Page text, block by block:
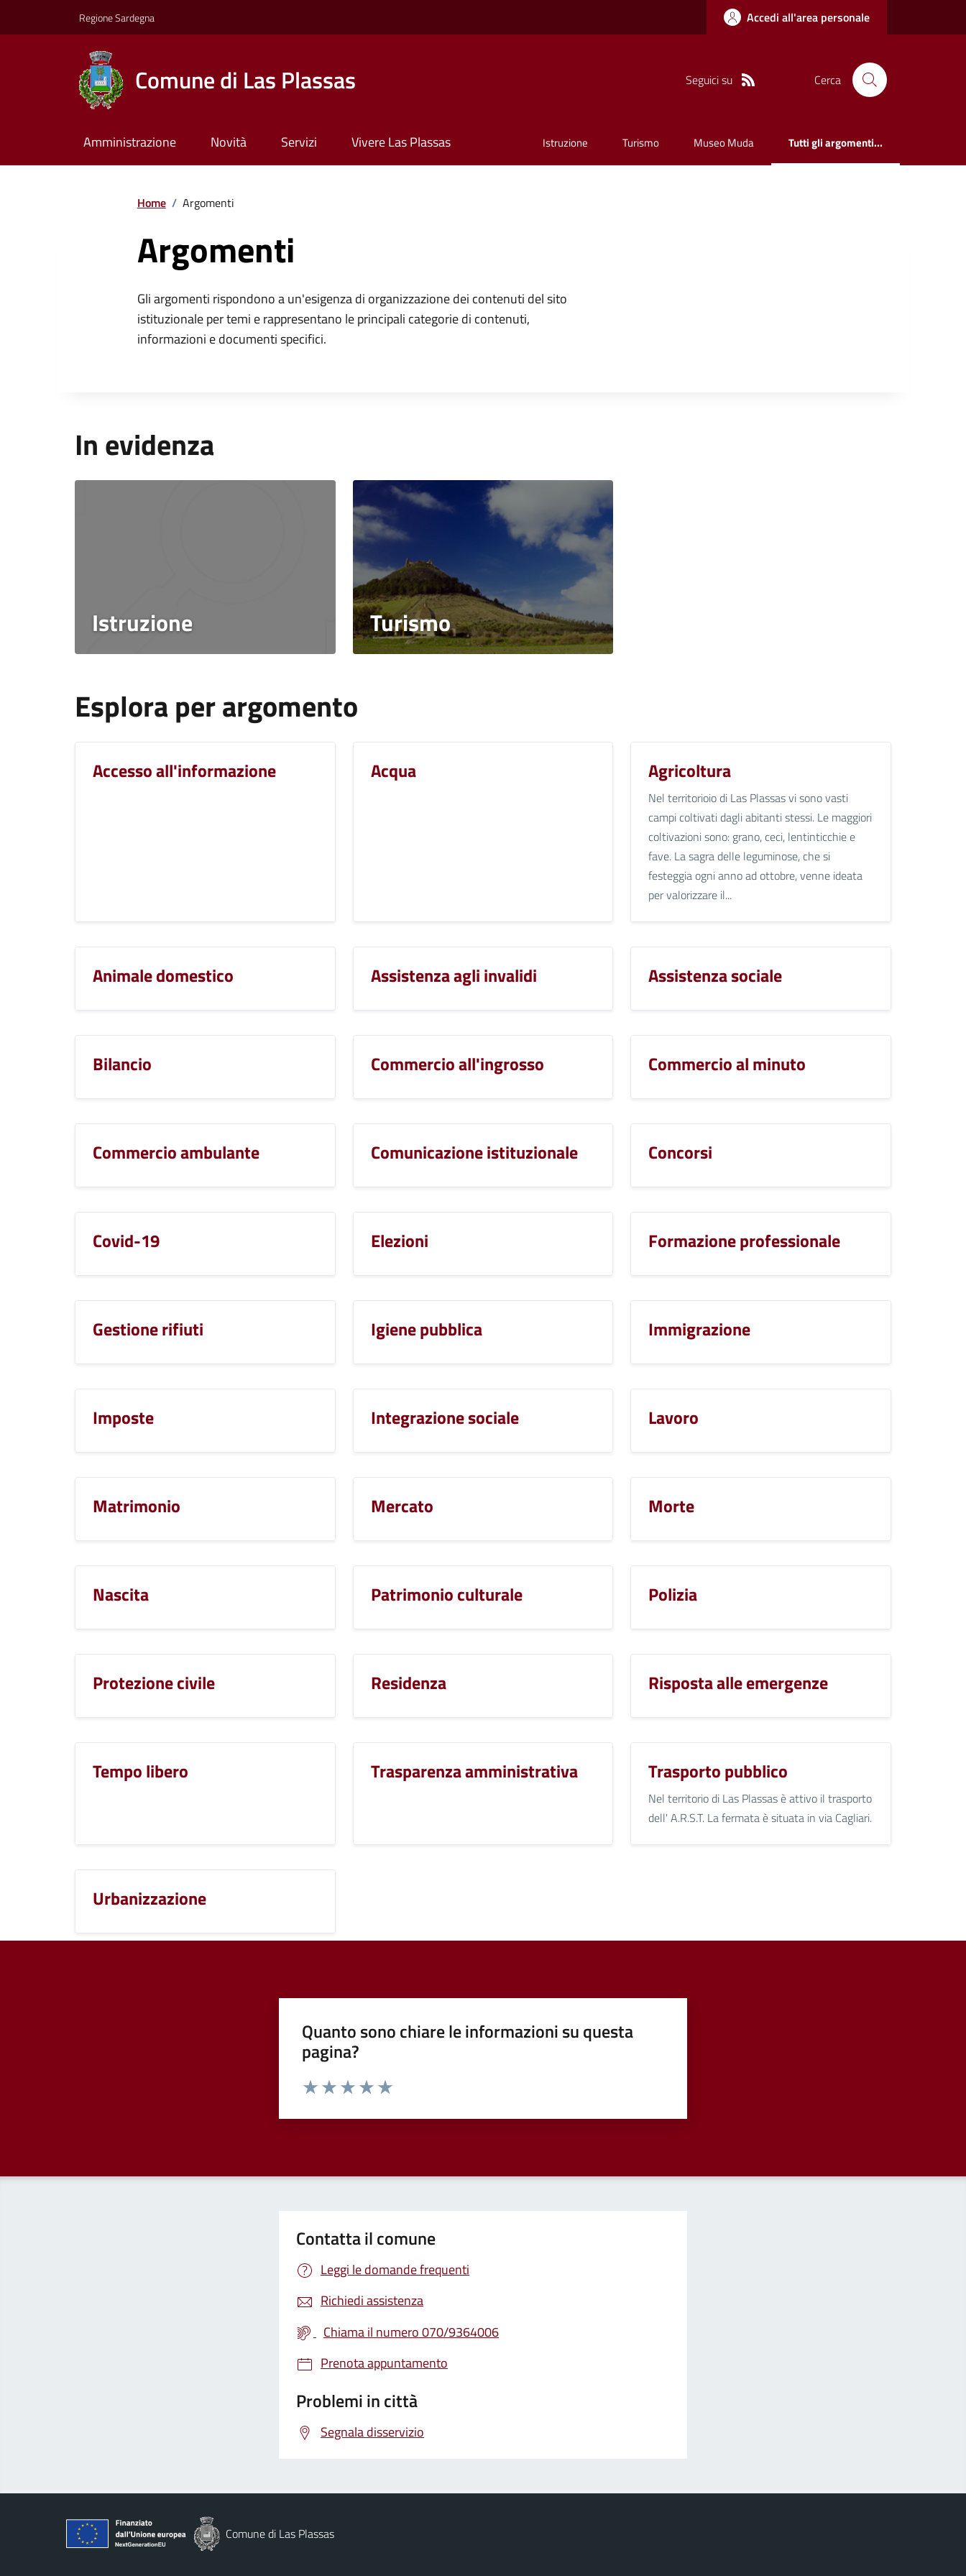
Regione Sardegna Accedi all'area personale
Comune di Las Plassas Seguici su Cerca
Amministrazione Novità Servizi Vivere Las Plassas Istruzione Turismo Museo Muda Tutti gli argomenti...
Home / Argomenti
Argomenti
Gli argomenti rispondono a un'esigenza di organizzazione dei contenuti del sito
istituzionale per temi e rappresentano le principali categorie di contenuti,
informazioni e documenti specifici.
In evidenza
Istruzione Turismo
Esplora per argomento
Accesso all'informazione Acqua Agricoltura
Nel territorioio di Las Plassas vi sono vasti
campi coltivati dagli abitanti stessi. Le maggiori
coltivazioni sono: grano, ceci, lentinticchie e
fave. La sagra delle leguminose, che si
festeggia ogni anno ad ottobre, venne ideata
per valorizzare il...
Animale domestico Assistenza agli invalidi Assistenza sociale
Bilancio Commercio all'ingrosso Commercio al minuto
Commercio ambulante Comunicazione istituzionale Concorsi
Covid-19 Elezioni Formazione professionale
Gestione rifiuti Igiene pubblica Immigrazione
Imposte Integrazione sociale Lavoro
Matrimonio Mercato Morte
Nascita Patrimonio culturale Polizia
Protezione civile Residenza Risposta alle emergenze
Tempo libero Trasparenza amministrativa Trasporto pubblico
Nel territorio di Las Plassas è attivo il trasporto
dell' A.R.S.T. La fermata è situata in via Cagliari.
Urbanizzazione
Quanto sono chiare le informazioni su questa
pagina?
Valuta da 1 a 5 stelle la pagina
Contatta il comune
Leggi le domande frequenti
Richiedi assistenza
Chiama il numero 070/9364006
Prenota appuntamento
Problemi in città
Segnala disservizio
Comune di Las Plassas